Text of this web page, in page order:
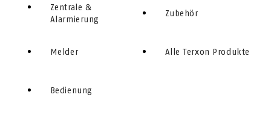
Zentrale &
Alarmierung
Melder
Bedienung
Zubehör
Alle Terxon Produkte